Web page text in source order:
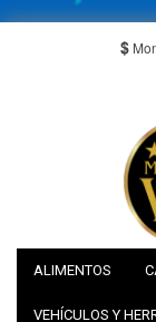
$
ALIMENTOS
VEHÍCULOS Y